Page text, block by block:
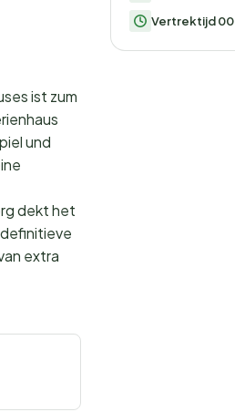
ist zum
und
dekt het
extra
Vertrektijd